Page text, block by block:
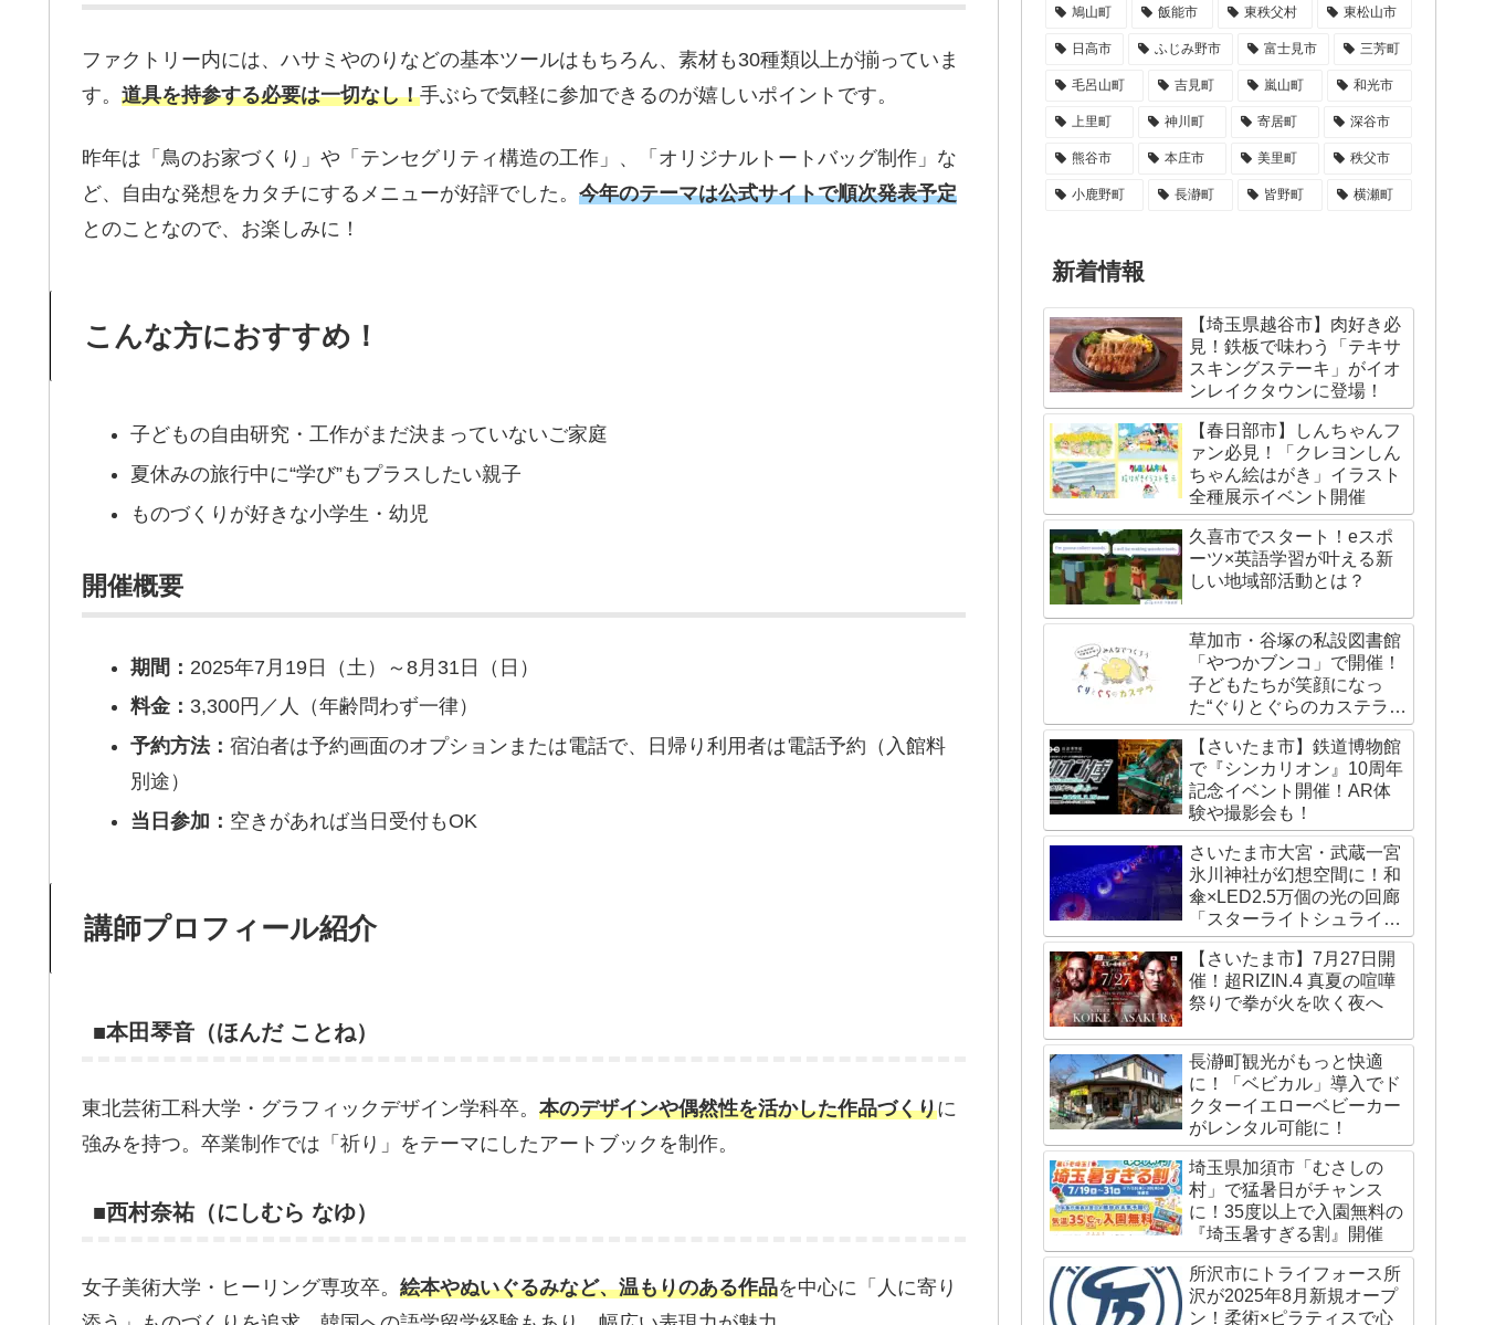
ファクトリー内には、ハサミやのりなどの基本ツールはもちろん、素材も30種類以上が揃っていま
す。 道具を持参する必要は一切なし！手ぶらで気軽に参加できるのが嬉しいポイントです。
昨年は「鳥のお家づくり」や「テンセグリティ構造の工作」、「オリジナルトートバッグ制作」な
ど、自由な発想をカタチにするメニューが好評でした。 今年のテーマは公式サイトで順次発表予定
とのことなので、お楽しみに！
こんな方におすすめ！
子どもの自由研究・工作がまだ決まっていないご家庭
夏休みの旅行中に“学び”もプラスしたい親子
ものづくりが好きな小学生・幼児
開催概要
期間： 2025年7月19日（土）～8月31日（日）
料金： 3,300円／人（年齢問わず一律）
予約方法： 宿泊者は予約画面のオプションまたは電話で、日帰り利用者は電話予約（入館料
別途）
当日参加： 空きがあれば当日受付もOK
講師プロフィール紹介
■本田琴音（ほんだ ことね）
東北芸術工科大学・グラフィックデザイン学科卒。 本のデザインや偶然性を活かした作品づくりに
強みを持つ。卒業制作では「祈り」をテーマにしたアートブックを制作。
■西村奈祐（にしむら なゆ）
女子美術大学・ヒーリング専攻卒。 絵本やぬいぐるみなど、温もりのある作品を中心に「人に寄り
鳩山町 飯能市 東秩父村 東松山市
日高市 ふじみ野市 富士見市 三芳町
毛呂山町 吉見町 嵐山町 和光市
上里町 神川町 寄居町 深谷市
熊谷市 本庄市 美里町 秩父市
小鹿野町 長瀞町 皆野町 横瀬町
新着情報
【埼玉県越谷市】肉好き必
見！鉄板で味わう「テキサ
スキングステーキ」がイオ
ンレイクタウンに登場！
【春日部市】しんちゃんフ
ァン必見！「クレヨンしん
ちゃん絵はがき」イラスト
全種展示イベント開催
久喜市でスタート！eスポ
ーツ×英語学習が叶える新
しい地域部活動とは？
草加市・谷塚の私設図書館
「やつかブンコ」で開催！
子どもたちが笑顔になっ
た“ぐりとぐらのカステライ
ベント”レポート
【さいたま市】鉄道博物館
で『シンカリオン』10周年
記念イベント開催！AR体
験や撮影会も！
さいたま市大宮・武蔵一宮
氷川神社が幻想空間に！和
傘×LED2.5万個の光の回廊
「スターライトシュライ
ン」が国内外で話題
【さいたま市】7月27日開
催！超RIZIN.4 真夏の喧嘩
祭りで拳が火を吹く夜へ
長瀞町観光がもっと快適
に！「ベビカル」導入でド
クターイエローベビーカー
がレンタル可能に！
埼玉県加須市「むさしの
村」で猛暑日がチャンス
に！35度以上で入園無料の
『埼玉暑すぎる割』開催
所沢市にトライフォース所
沢が2025年8月新規オープ
ン！柔術×ピラティスで心